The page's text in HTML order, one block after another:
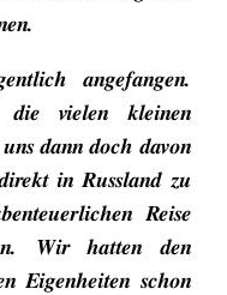
angefangen.
vielen kleinen
dann doch davon
in Russland zu
Reise
Wir hatten den
Eigenheiten schon